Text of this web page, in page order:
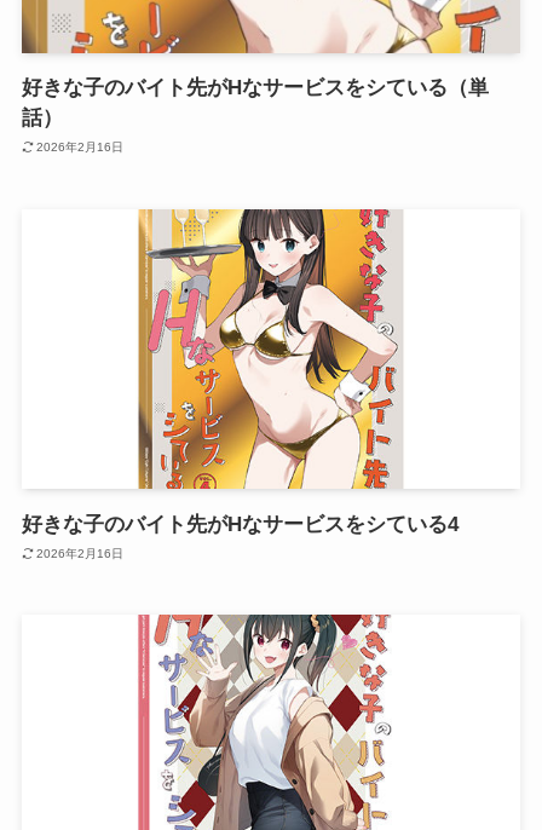
好きな子のバイト先がHなサービスをシている（単
話）
2026年2月16日
好きな子のバイト先がHなサービスをシている4
2026年2月16日